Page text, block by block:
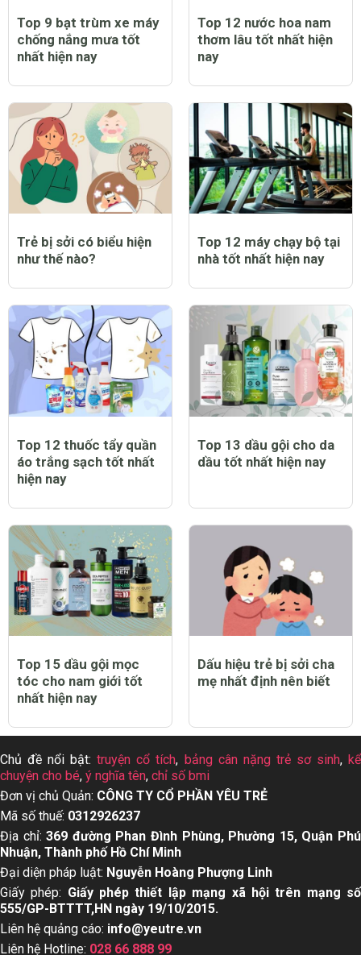
Top 9 bạt trùm xe máy
chống nắng mưa tốt
nhất hiện nay
Top 12 nước hoa nam
thơm lâu tốt nhất hiện
nay
Trẻ bị sởi có biểu hiện
như thế nào?
Top 12 máy chạy bộ tại
nhà tốt nhất hiện nay
Top 12 thuốc tẩy quần
áo trắng sạch tốt nhất
hiện nay
Top 13 dầu gội cho da
dầu tốt nhất hiện nay
Top 15 dầu gội mọc
tóc cho nam giới tốt
nhất hiện nay
Dấu hiệu trẻ bị sởi cha
mẹ nhất định nên biết
Chủ đề nổi bật:truyện cổ tích, bảng cân nặng trẻ sơ sinh,kể
chuyện cho bé, ý nghĩa tên, chỉ số bmi
Đơn vị chủ Quản: CÔNG TY CỔ PHẦN YÊU TRẺ
Mã số thuế: 0312926237
Địa chỉ:369 đường Phan Đình Phùng, Phường 15, Quận Phú
Nhuận, Thành phố Hồ Chí Minh
Đại diện pháp luật: Nguyễn Hoàng Phượng Linh
Giấy phép: Giấy phép thiết lập mạng xã hội trên mạng số
555/GP-BTTTT,HN ngày 19/10/2015.
Liên hệ quảng cáo: info@yeutre.vn
Liên hệ Hotline: 028 66 888 99